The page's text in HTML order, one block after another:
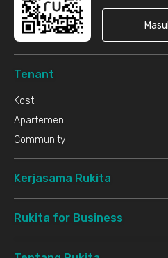
Tenant
Kost
Apartemen
Community
Kerjasama Rukita
Rukita for Business